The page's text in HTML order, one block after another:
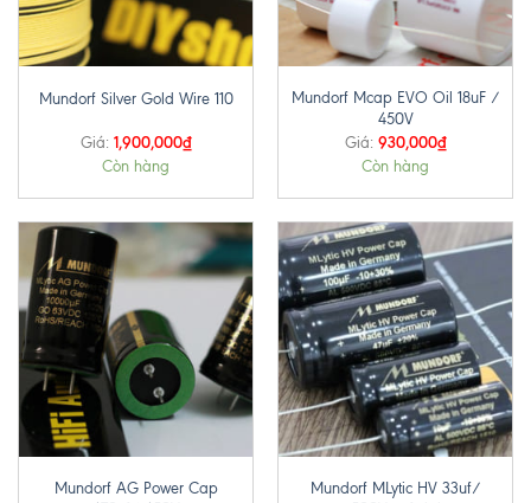
Mundorf Silver Gold Wire 110
Giá: 1,900,000₫
Còn hàng
Mundorf Mcap EVO Oil 18uF /
450V
Giá: 930,000₫
Còn hàng
Mundorf AG Power Cap
Mundorf MLytic HV 33uf/